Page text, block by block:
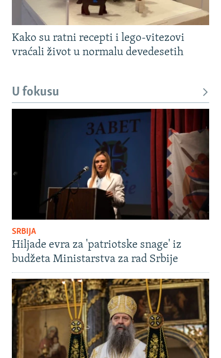
Kako su ratni recepti i lego-vitezovi
vraćali život u normalu devedesetih
U fokusu
SRBIJA
Hiljade evra za 'patriotske snage' iz
budžeta Ministarstva za rad Srbije